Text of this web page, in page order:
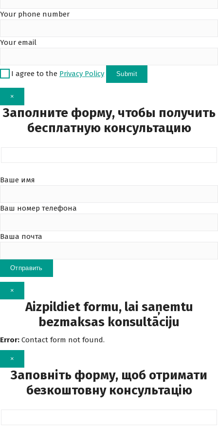
Your phone number
Your email
I agree to the Privacy Policy
×
Заполните форму, чтобы получить
бесплатную консультацию
Ваше имя
Ваш номер телефона
Ваша почта
×
Aizpildiet formu, lai saņemtu
bezmaksas konsultāciju
Error: Contact form not found.
×
Заповніть форму, щоб отримати
безкоштовну консультацію